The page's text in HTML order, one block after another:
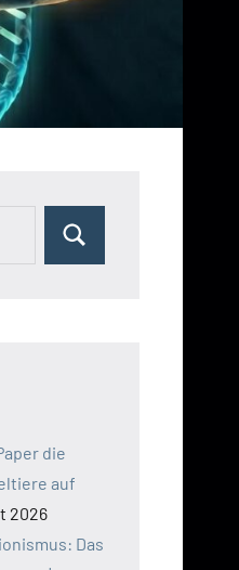
Suchen
die
auf
2026
Das